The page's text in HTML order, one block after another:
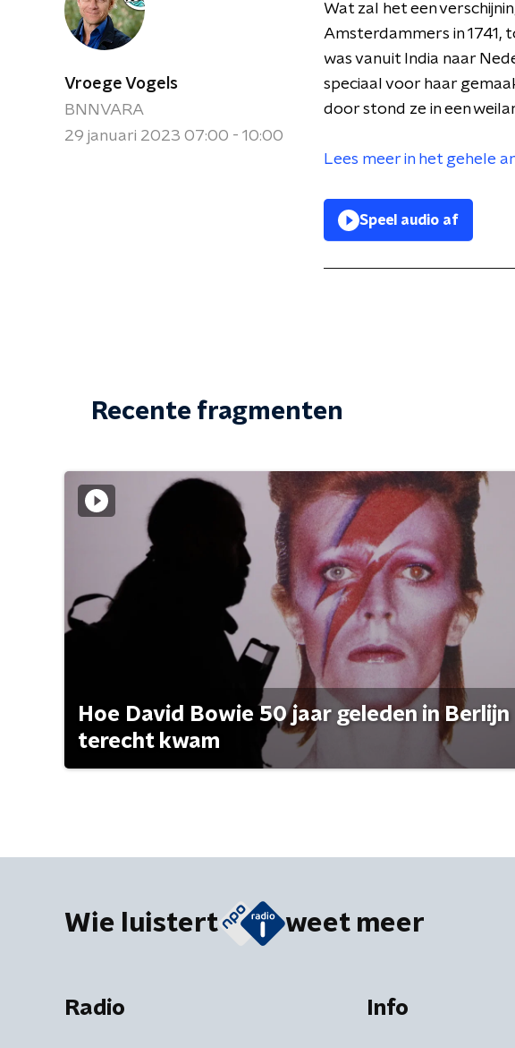
Vroege Vogels
BNNVARA
29 januari 2023 07:00 - 10:00
Wat zal het een
Amsterdammers in 1741,
was vanuit India naar
speciaal voor haar
door stond ze in een
Lees meer in het gehele
Speel audio af
Recente fragmenten
Hoe David Bowie 50 jaar geleden in Berlijn
terecht kwam
Wie luistert weet meer
Radio Info